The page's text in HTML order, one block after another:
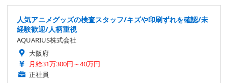
人気アニメグッズの検査スタッフ/キズや印刷ずれを確認/未
経験歓迎/人柄重視
AQUARIUS株式会社
大阪府
月給31万300円～40万円
正社員